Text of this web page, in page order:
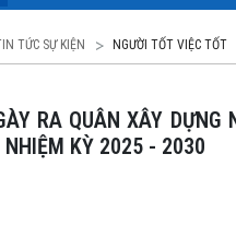
TỨC SỰ KIỆN NGƯỜI TỐT VIỆC TỐT
NHIỆM KỲ 2025 - 2030